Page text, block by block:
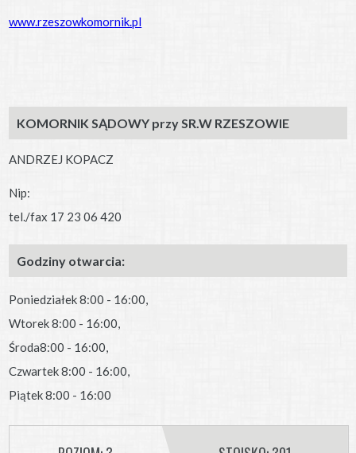
www.rzeszowkomornik.pl
KOMORNIK SĄDOWY przy SR.W RZESZOWIE
ANDRZEJ KOPACZ
Nip:
tel./fax 17 23 06 420
Godziny otwarcia:
Poniedziałek 8:00 - 16:00,
Wtorek 8:00 - 16:00,
Środa8:00 - 16:00,
Czwartek 8:00 - 16:00,
Piątek 8:00 - 16:00